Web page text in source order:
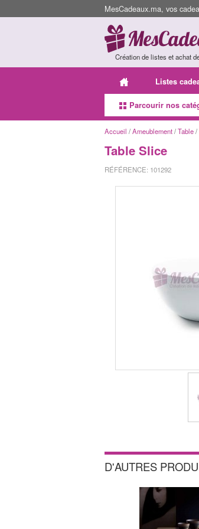
MesCadeaux.ma, vos
Création de listes et achat
Listes
Parcourir nos
Accueil /Ameublement/Table/
Table Slice
RÉFÉRENCE: 101292
D'AUTRES